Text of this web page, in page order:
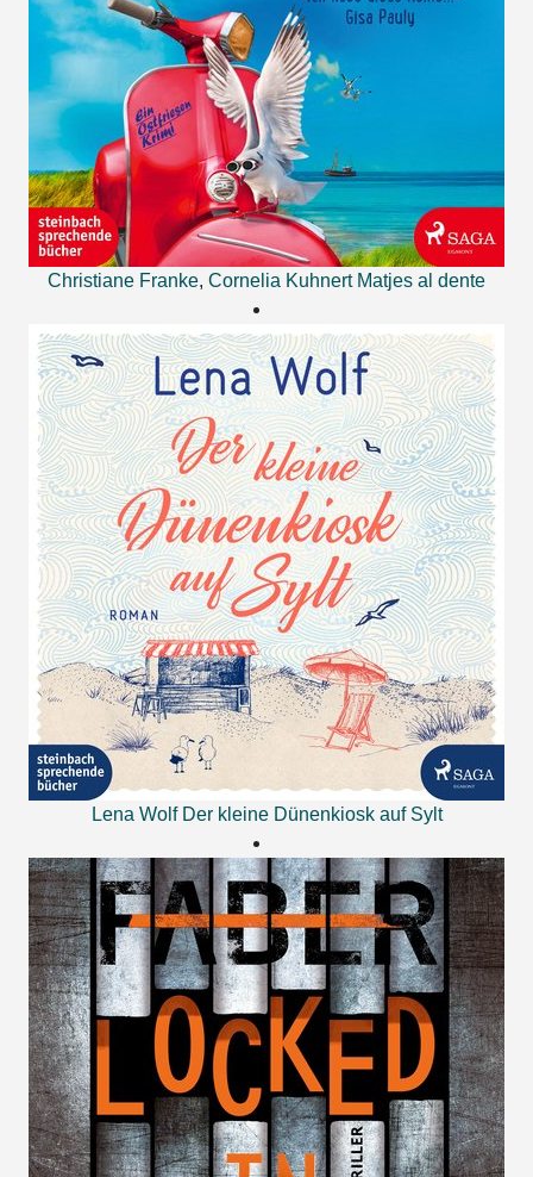
Christiane Franke, Cornelia Kuhnert Matjes al dente
Lena Wolf Der kleine Dünenkiosk auf Sylt